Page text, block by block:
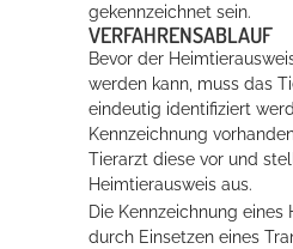
gekennzeichnet sein.
VERFAHRENSABLAUF
Bevor der
werden kann, muss das
eindeutig identifiziert
Kennzeichnung
Tierarzt diese vor und
Heimtierausweis aus.
Die Kennzeichnung eines
durch Einsetzen eines